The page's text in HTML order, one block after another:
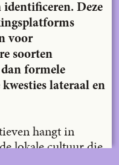
identificeren. Deze
voor
soorten
formele
lateraal en
hangt in
lokale cultuur die